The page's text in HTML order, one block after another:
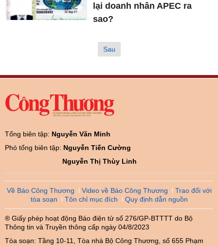
lại doanh nhân APEC ra
sao?
Sau
Tổng biên tập: Nguyễn Văn Minh
Phó tổng biên tập: Nguyễn Tiến Cường
Nguyễn Thị Thùy Linh
Về Báo Công Thương Video về Báo Công Thương
Trao đổi với
tòa soạn
Tôn chỉ mục đích Quy định dẫn nguồn
® Giấy phép hoạt động Báo điện tử số 276/GP-BTTTT do Bộ
Thông tin và Truyền thông cấp ngày 04/8/2023
Tòa soạn: Tầng 10-11, Tòa nhà Bộ Công Thương, số 655 Phạm